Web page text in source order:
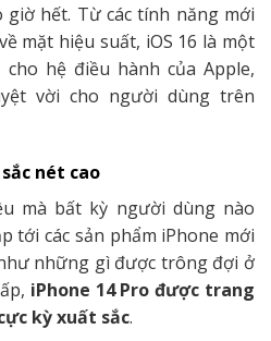
giờ hết. Từ các tính năng mới
mặt hiệu suất, iOS 16 là một
hệ điều hành của Apple,
vời cho người dùng trên
nét cao
mà bất kỳ người dùng nào
tới các sản phẩm iPhone mới
những gì được trông đợi ở
iPhone 14 Pro được trang
kỳ xuất sắc.